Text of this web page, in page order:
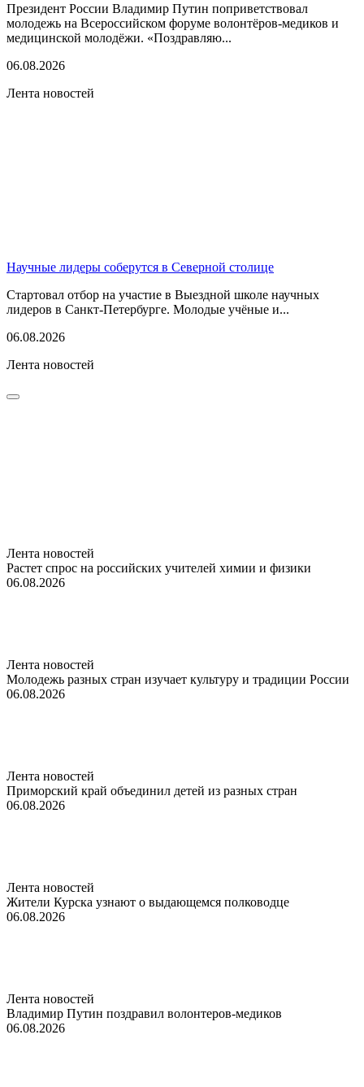
Президент России Владимир Путин поприветствовал
молодежь на Всероссийском форуме волонтёров-медиков и
медицинской молодёжи. «Поздравляю...
06.08.2026
Лента новостей
Научные лидеры соберутся в Северной столице
Стартовал отбор на участие в Выездной школе научных
лидеров в Санкт-Петербурге. Молодые учёные и...
06.08.2026
Лента новостей
Лента новостей
Растет спрос на российских учителей химии и физики
06.08.2026
Лента новостей
Молодежь разных стран изучает культуру и традиции России
06.08.2026
Лента новостей
Приморский край объединил детей из разных стран
06.08.2026
Лента новостей
Жители Курска узнают о выдающемся полководце
06.08.2026
Лента новостей
Владимир Путин поздравил волонтеров-медиков
06.08.2026